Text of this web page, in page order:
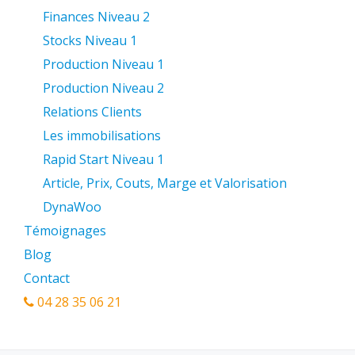
Finances Niveau 2
Stocks Niveau 1
Production Niveau 1
Production Niveau 2
Relations Clients
Les immobilisations
Rapid Start Niveau 1
Article, Prix, Couts, Marge et Valorisation
DynaWoo
Témoignages
Blog
Contact
04 28 35 06 21